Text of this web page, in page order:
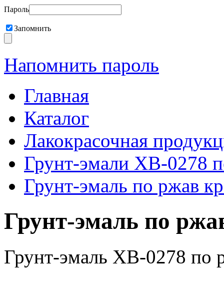
Пароль
Запомнить
Напомнить пароль
Главная
Каталог
Лакокрасочная
Грунт-эмали ХВ-0278
Грунт-эмаль по ржав
Грунт-эмаль по
Грунт-эмаль ХВ-0278 по